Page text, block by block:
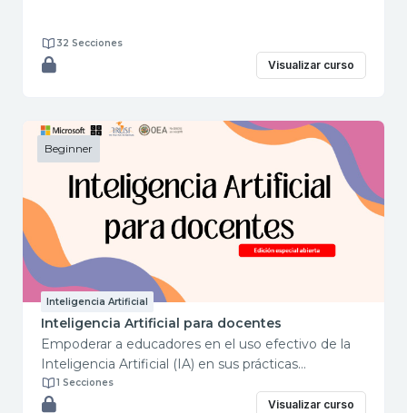
32 Secciones
Visualizar curso
Beginner
Inteligencia Artificial
Inteligencia Artificial para docentes
Empoderar a educadores en el uso efectivo de la
Inteligencia Artificial (IA) en sus prácticas
pedagógicas. Desmitificar conceptos y propuesta
de prácticas aplicadas con modelos avanzados de
1 Secciones
Visualizar curso